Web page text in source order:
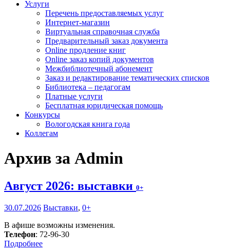
Услуги
Перечень предоставляемых услуг
Интернет-магазин
Виртуальная справочная служба
Предварительный заказ документа
Online продление книг
Online заказ копий документов
Межбиблиотечный абонемент
Заказ и редактирование тематических списков
Библиотека – педагогам
Платные услуги
Бесплатная юридическая помощь
Конкурсы
Вологодская книга года
Коллегам
Архив за Admin
Август 2026: выставки 0+
30.07.2026 Выставки, 0+
В афише возможны изменения.
Телефон: 72-96-30
Подробнее